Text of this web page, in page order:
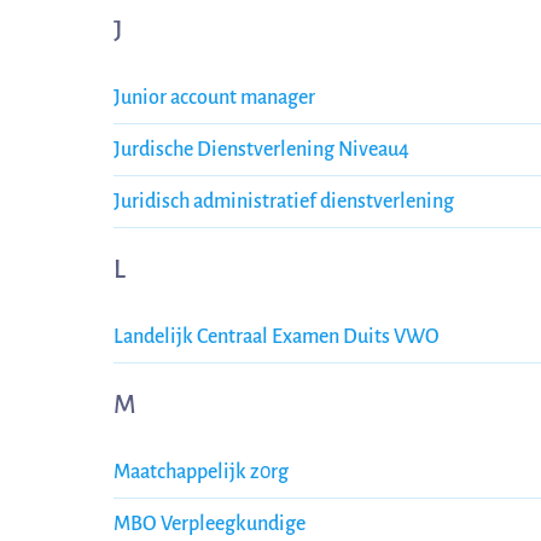
J
Junior account manager
Jurdische Dienstverlening Niveau4
Juridisch administratief dienstverlening
L
Landelijk Centraal Examen Duits VWO
M
Maatchappelijk z0rg
MBO Verpleegkundige